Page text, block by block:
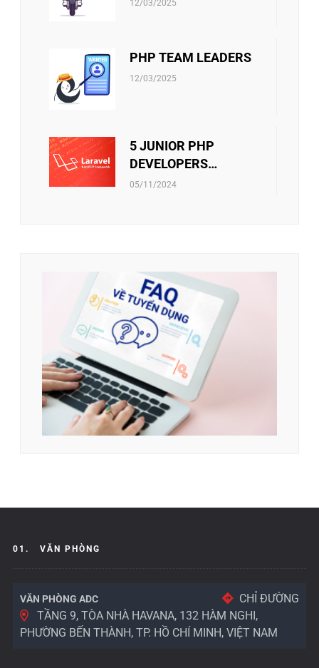
12/03/2025
PHP TEAM LEADERS
12/03/2025
5 JUNIOR PHP
DEVELOPERS
(LARAVEL)
05/11/2024
01. VĂN PHÒNG
VĂN PHÒNG ADC
CHỈ ĐƯỜNG
TẦNG 9, TÒA NHÀ HAVANA, 132 HÀM NGHI,
PHƯỜNG BẾN THÀNH, TP. HỒ CHÍ MINH, VIỆT NAM